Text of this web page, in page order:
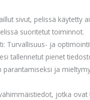
sivut, pelissä käytetty
suoritetut toiminnot.
Turvallisuus- ja
tallennetut pienet
parantamiseksi ja
jotka ovat